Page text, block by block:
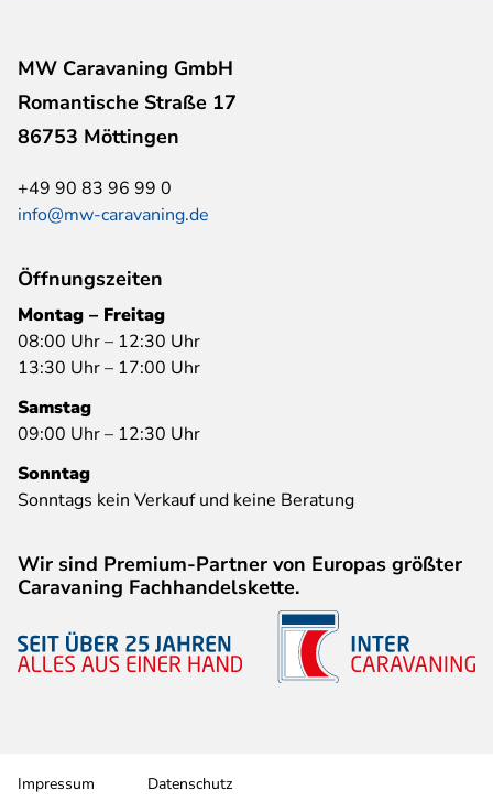
MW Caravaning GmbH
Romantische Straße 17
86753 Möttingen
+49 90 83 96 99 0
info@mw-caravaning.de
Öffnungszeiten
Montag – Freitag
08:00 Uhr – 12:30 Uhr
13:30 Uhr – 17:00 Uhr
Samstag
09:00 Uhr – 12:30 Uhr
Sonntag
Sonntags kein Verkauf und keine Beratung
Wir sind Premium-Partner von Europas größter
Caravaning Fachhandelskette.
Impressum Datenschutz